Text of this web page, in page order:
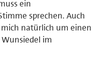
ein
sprechen. Auch
natürlich um einen
Wunsiedel im